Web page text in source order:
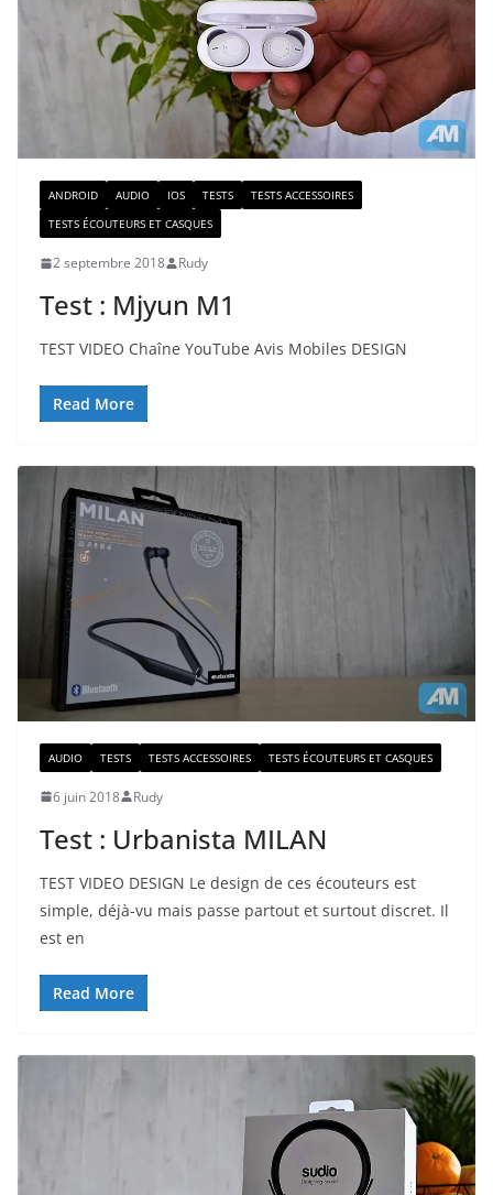
ANDROID AUDIO IOS TESTS
TESTS ACCESSOIRES
TESTS ÉCOUTEURS ET CASQUES
2 septembre 2018 Rudy
Test : Mjyun M1
TEST VIDEO Chaîne YouTube Avis Mobiles DESIGN
Read More
AUDIO TESTS TESTS ACCESSOIRES TESTS ÉCOUTEURS ET CASQUES
6 juin 2018 Rudy
Test : Urbanista MILAN
TEST VIDEO DESIGN Le design de ces écouteurs est
simple, déjà-vu mais passe partout et surtout discret. Il
est en
Read More